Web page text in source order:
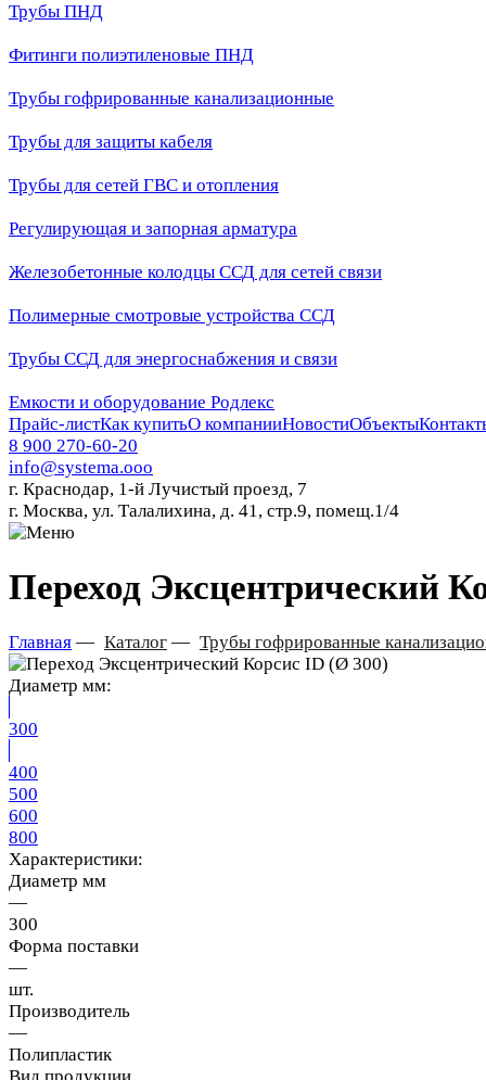
Трубы ПНД
Фитинги полиэтиленовые ПНД
Трубы гофрированные канализационные
Трубы для защиты кабеля
Трубы для сетей ГВС и отопления
Регулирующая и запорная арматура
Железобетонные колодцы ССД для сетей связи
Полимерные смотровые устройства ССД
Трубы ССД для энергоснабжения и связи
Емкости и оборудование Родлекс
Прайс-листКак купитьО компанииНовостиОбъекты
8 900 270-60-20
info@systema.ooo
г. Краснодар, 1-й Лучистый проезд, 7
г. Москва, ул. Талалихина, д. 41, стр.9, помещ.1/4
Переход Эксцентрический
Главная — Каталог— Трубы гофрированные
Диаметр мм:
300
400
500
600
800
Характеристики:
Диаметр мм
—
300
Форма поставки
—
шт.
Производитель
—
Полипластик